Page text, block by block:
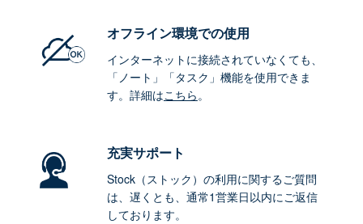
オフライン環境での使用
インターネットに接続されていなくても、
「ノート」「タスク」機能を使用できま
す。詳細はこちら。
充実サポート
Stock（ストック）の利用に関するご質問
は、遅くとも、通常1営業日以内にご返信
しております。